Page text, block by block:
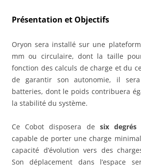
Présentation et Objectifs
Oryon sera installé sur une
mm ou circulaire, dont la taille
fonction des calculs de charge et du
de garantir son autonomie, il
batteries, dont le poids contribuera
la stabilité du système.
Ce Cobot disposera de six
capable de porter une charge
capacité d’évolution vers des
Son déplacement dans l’espace